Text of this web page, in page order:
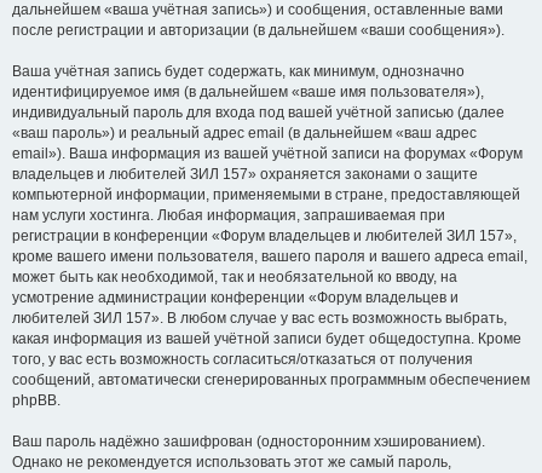
дальнейшем «ваша учётная запись») и сообщения, оставленные вами
после регистрации и авторизации (в дальнейшем «ваши сообщения»).
Ваша учётная запись будет содержать, как минимум, однозначно
идентифицируемое имя (в дальнейшем «ваше имя пользователя»),
индивидуальный пароль для входа под вашей учётной записью (далее
«ваш пароль») и реальный адрес email (в дальнейшем «ваш адрес
email»). Ваша информация из вашей учётной записи на форумах «Форум
владельцев и любителей ЗИЛ 157» охраняется законами о защите
компьютерной информации, применяемыми в стране, предоставляющей
нам услуги хостинга. Любая информация, запрашиваемая при
регистрации в конференции «Форум владельцев и любителей ЗИЛ 157»,
кроме вашего имени пользователя, вашего пароля и вашего адреса email,
может быть как необходимой, так и необязательной ко вводу, на
усмотрение администрации конференции «Форум владельцев и
любителей ЗИЛ 157». В любом случае у вас есть возможность выбрать,
какая информация из вашей учётной записи будет общедоступна. Кроме
того, у вас есть возможность согласиться/отказаться от получения
сообщений, автоматически сгенерированных программным обеспечением
phpBB.
Ваш пароль надёжно зашифрован (односторонним хэшированием).
Однако не рекомендуется использовать этот же самый пароль,